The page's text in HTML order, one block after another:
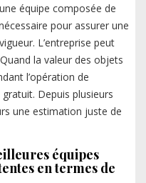
équipe composée de
pour assurer une
L’entreprise peut
la valeur des objets
l’opération de
Depuis plusieurs
une estimation juste de
équipes
en termes de